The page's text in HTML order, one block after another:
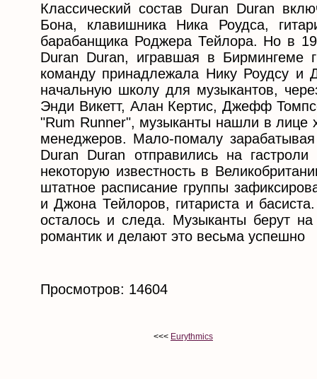
Классический состав Duran Duran
Бона, клавишника Ника Роудса,
барабанщика Роджера Тейлора. Но в
Duran Duran, игравшая в Бирмингеме
команду принадлежала Нику Роудсу и
начальную школу для музыкантов,
Энди Викетт, Алан Кертис, Джефф
"Rum Runner", музыканты нашли в лице
менеджеров. Мало-помалу
Duran Duran отправились на
некоторую известность в
штатное расписание группы
и Джона Тейлоров, гитариста и
осталось и следа. Музыканты берут
романтик и делают это весьма успешно
Просмотров: 14604
<<< Eurythmics